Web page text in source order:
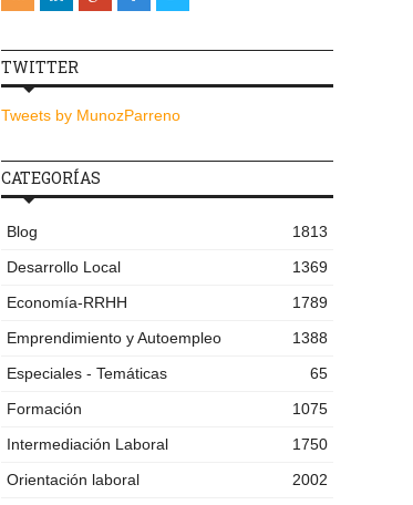
TWITTER
Tweets by MunozParreno
CATEGORÍAS
Blog
1813
Desarrollo Local
1369
Economía-RRHH
1789
Emprendimiento y Autoempleo
1388
Especiales - Temáticas
65
Formación
1075
Intermediación Laboral
1750
Orientación laboral
2002